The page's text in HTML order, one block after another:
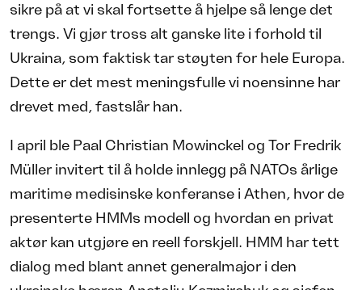
sikre på at vi skal fortsette å hjelpe så lenge det
trengs. Vi gjør tross alt ganske lite i forhold til
Ukraina, som faktisk tar støyten for hele Europa.
Dette er det mest meningsfulle vi noensinne har
drevet med, fastslår han.
I april ble Paal Christian Mowinckel og Tor Fredrik
Müller invitert til å holde innlegg på NATOs årlige
maritime medisinske konferanse i Athen, hvor de
presenterte HMMs modell og hvordan en privat
aktør kan utgjøre en reell forskjell. HMM har tett
dialog med blant annet generalmajor i den